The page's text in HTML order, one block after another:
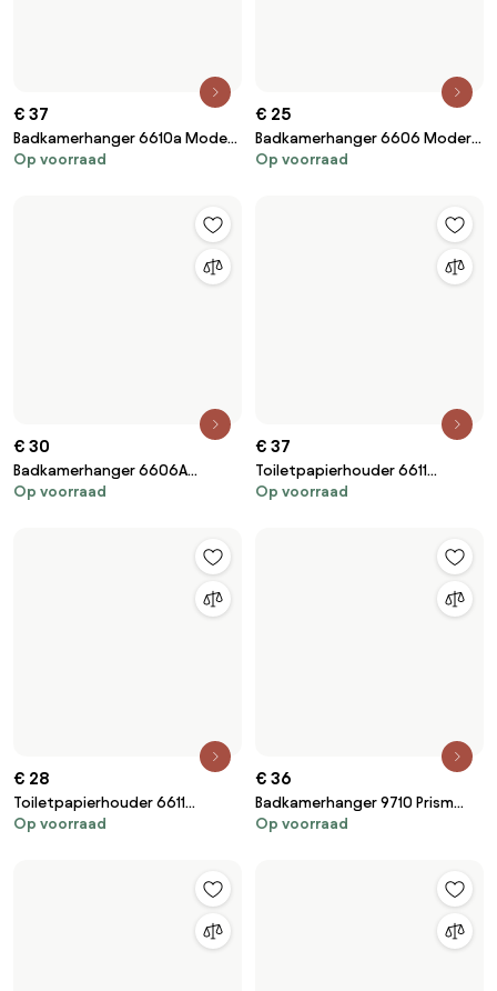
€ 37
Badkamerhanger 6610a Modern
Brush Gold
Op voorraad
€ 25
Badkamerhanger 6606 Modern
Brush Nickel
Op voorraad
€ 30
Badkamerhanger 6606A
Modern Brush Gold
Op voorraad
€ 37
Toiletpapierhouder 6611
Modern Brush Gold
Op voorraad
€ 28
Toiletpapierhouder 6611
Modern Brush Nickle
Op voorraad
€ 36
Badkamerhanger 9710 Prism
Brush Nickle
Op voorraad